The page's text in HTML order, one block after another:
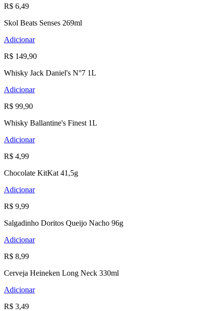
R$ 6,49
Skol Beats Senses 269ml
Adicionar
R$ 149,90
Whisky Jack Daniel's N°7 1L
Adicionar
R$ 99,90
Whisky Ballantine's Finest 1L
Adicionar
R$ 4,99
Chocolate KitKat 41,5g
Adicionar
R$ 9,99
Salgadinho Doritos Queijo Nacho 96g
Adicionar
R$ 8,99
Cerveja Heineken Long Neck 330ml
Adicionar
R$ 3,49